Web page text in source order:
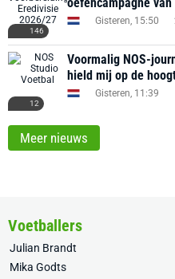
146
Gisteren, 15:50
12
Voormalig NOS-
hield mij op de
Gisteren, 11:39
Meer nieuws
Voetballers
Julian Brandt
Mika Godts